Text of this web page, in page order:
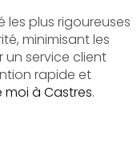
plus rigoureuses
minimisant les
service client
rapide et
à Castres.